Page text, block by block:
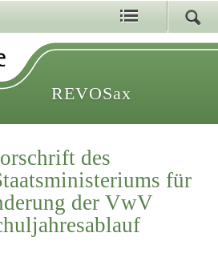
REVOSax
des
für
der VwV